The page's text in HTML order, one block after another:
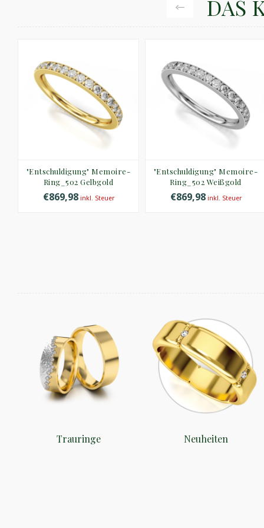
DAS
"Entschuldigung" Memoire-
Ring_502 Gelbgold
€869,98inkl. Steuer
"Entschuldigung" Memoire-
Ring_502 Weißgold
€869,98inkl. Steuer
Trauringe Neuheiten